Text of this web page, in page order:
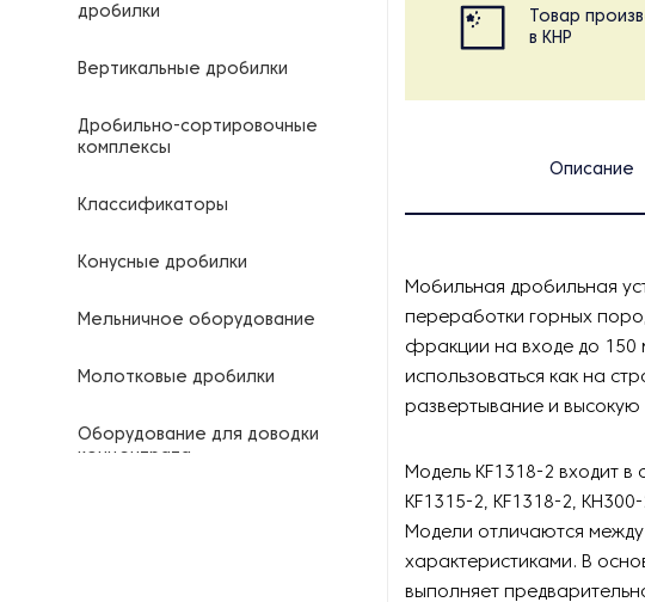
дробилки
Вертикальные дробилки
Дробильно-сортировочные
комплексы
Классификаторы
Конусные дробилки
Мельничное оборудование
Молотковые дробилки
Оборудование для доводки
концентрата
Товар
в КНР
Описание
Мобильная дробильная
переработки горных
фракции на входе до 150
использоваться как на
развертывание и
Модель KF1318-2 входит в
KF1315-2, KF1318-2,
Модели отличаются
характеристиками. В
выполняет